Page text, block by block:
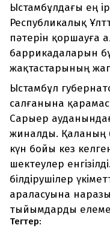
Ыстамбұлдағы ең
Республикалық
пәтерін қоршауға
баррикадаларын
жақтастарының
Ыстамбұл
салғанына
Сарыер
жиналды. Қаланың
күн бойы кез
шектеулер
білдірушілер
араласуына
тыйымдарды
Тегтер: